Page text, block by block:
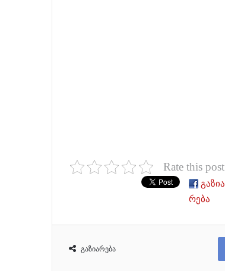
Rate this post
გაზია
რება
გაზიარება